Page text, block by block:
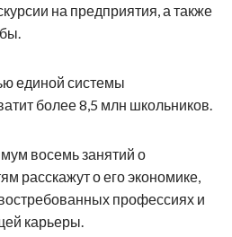
на предприятия, а также
единой системы
более 8,5 млн школьников.
восемь занятий о
расскажут о его экономике,
профессиях и
карьеры.